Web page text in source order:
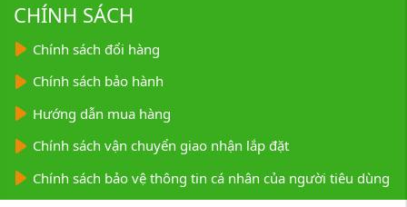
CHÍNH SÁCH
Chính sách đổi hàng
Chính sách bảo hành
Hướng dẫn mua hàng
Chính sách vận chuyển giao nhận lắp đặt
Chính sách bảo vệ thông tin cá nhân của người tiêu dùng